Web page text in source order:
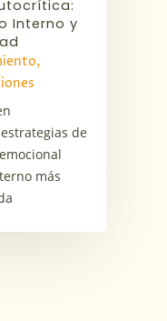
Interno y
,
de
más